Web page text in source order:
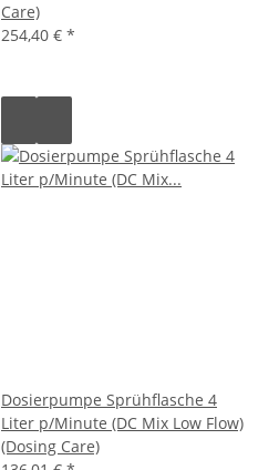
Care)
254,40 € *
Dosierpumpe Sprühflasche 4
Liter p/Minute (DC Mix Low Flow)
(Dosing Care)